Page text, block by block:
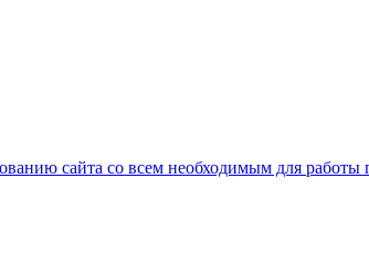
сайта со всем необходимым для